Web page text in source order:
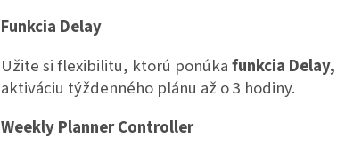
Funkcia Delay
Užite si flexibilitu, ktorú ponúkafunkcia Delay,
aktiváciu týždenného plánu až o 3 hodiny.
Weekly Planner Controller